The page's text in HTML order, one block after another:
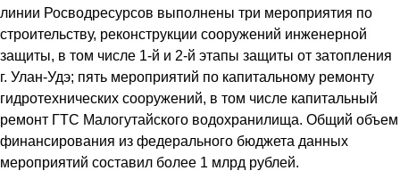
линии Росводресурсов выполнены три мероприятия по
строительству, реконструкции сооружений инженерной
защиты, в том числе 1-й и 2-й этапы защиты от затопления
г. Улан-Удэ; пять мероприятий по капитальному ремонту
гидротехнических сооружений, в том числе капитальный
ремонт ГТС Малогутайского водохранилища. Общий объем
финансирования из федерального бюджета данных
мероприятий составил более 1 млрд рублей.